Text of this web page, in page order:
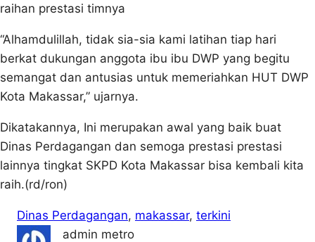
raihan prestasi timnya
“Alhamdulillah, tidak sia-sia kami latihan tiap hari
berkat dukungan anggota ibu ibu DWP yang begitu
semangat dan antusias untuk memeriahkan HUT DWP
Kota Makassar,” ujarnya.
Dikatakannya, Ini merupakan awal yang baik buat
Dinas Perdagangan dan semoga prestasi prestasi
lainnya tingkat SKPD Kota Makassar bisa kembali kita
raih.(rd/ron)
Dinas Perdagangan, makassar, terkini
admin metro